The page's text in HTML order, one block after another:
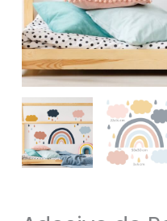
quantidade